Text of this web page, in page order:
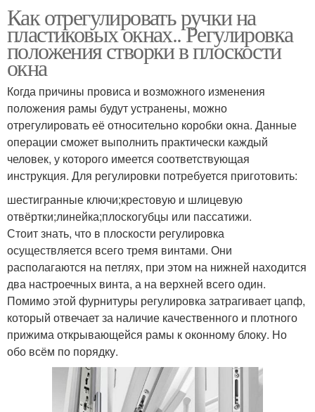
Как отрегулировать ручки на
пластиковых окнах.. Регулировка
положения створки в плоскости
окна
Когда причины провиса и возможного изменения
положения рамы будут устранены, можно
отрегулировать её относительно коробки окна. Данные
операции сможет выполнить практически каждый
человек, у которого имеется соответствующая
инструкция. Для регулировки потребуется приготовить:
шестигранные ключи;крестовую и шлицевую
отвёртки;линейка;плоскогубцы или пассатижи.
Стоит знать, что в плоскости регулировка
осуществляется всего тремя винтами. Они
располагаются на петлях, при этом на нижней находится
два настроечных винта, а на верхней всего один.
Помимо этой фурнитуры регулировка затрагивает цапф,
который отвечает за наличие качественного и плотного
прижима открывающейся рамы к оконному блоку. Но
обо всём по порядку.